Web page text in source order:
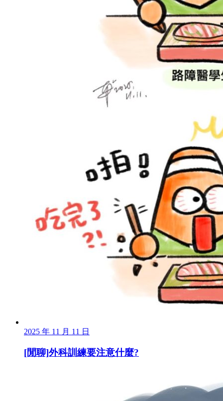
2025 年 11 月 11 日
[閒聊]外科訓練要注意什麼?